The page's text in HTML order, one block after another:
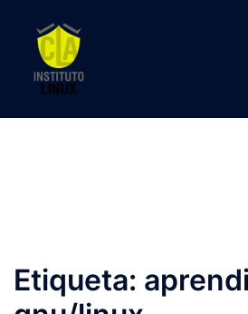
contenido
Etiqueta: